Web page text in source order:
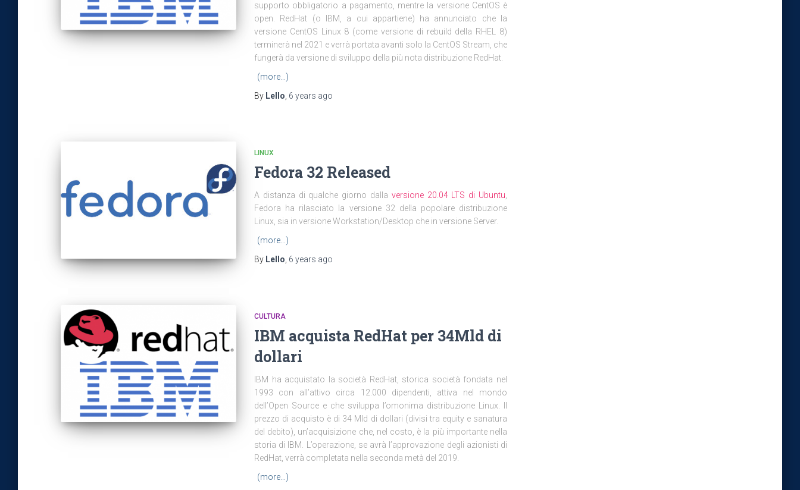
supporto obbligatorio a pagamento, mentre la versione CentOS è
open. RedHat (o IBM, a cui appartiene) ha annunciato che la
versione CentOS Linux 8 (come versione di rebuild della RHEL 8)
terminerà nel 2021 e verrà portata avanti solo la CentOS Stream, che
fungerà da versione di sviluppo della più nota distribuzione RedHat.
(more…)
By Lello 6 years ago
LINUX
Fedora 32 Released
A distanza di qualche giorno dalla versione 20.04 LTS di Ubuntu
Fedora ha rilasciato la versione 32 della popolare distribuzione
Linux, sia in versione Workstation/Desktop che in versione Server.
(more…)
By Lello 6 years ago
CULTURA
IBM acquista RedHat per 34Mld di
dollari
IBM ha acquistato la società RedHat, storica società fondata nel
1993 con all’attivo circa 12.000 dipendenti, attiva nel mondo
dell’Open Source e che sviluppa l’omonima distribuzione Linux. Il
prezzo di acquisto è di 34 Mld di dollari (divisi tra equity e sanatura
del debito), un’acquisizione che, nel costo, è la più importante nella
storia di IBM. L’operazione, se avrà l’approvazione degli azionisti di
RedHat, verrà completata nella seconda metà del 2019.
(more…)